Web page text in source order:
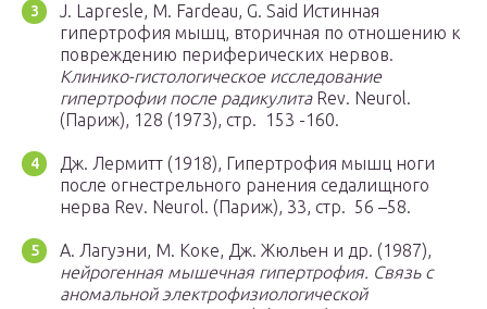
J. Lapresle, M. Fardeau, G. Said Истинная
гипертрофия мышц, вторичная по отношению к
повреждению периферических нервов.
Клинико-гистологическое исследование
гипертрофии после радикулитаRev. Neurol.
(Париж), 128 (1973), стр. 153 -160.
Дж. Лермитт (1918), Гипертрофия мышц ноги
после огнестрельного ранения седалищного
нерва Rev. Neurol. (Париж), 33, стр. 56 –58.
А. Лагуэни, М. Коке, Дж. Жюльен и др. (1987),
нейрогенная мышечная гипертрофия. Связь с
аномальной электрофизиологической